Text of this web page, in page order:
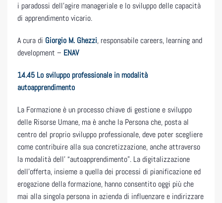
i paradossi dell’agire manageriale e lo sviluppo delle capacità
di apprendimento vicario.
A cura di Giorgio M. Ghezzi, responsabile careers, learning and
development – ENAV
14.45 Lo sviluppo professionale in modalità
autoapprendimento
La Formazione è un processo chiave di gestione e sviluppo
delle Risorse Umane, ma è anche la Persona che, posta al
centro del proprio sviluppo professionale, deve poter scegliere
come contribuire alla sua concretizzazione, anche attraverso
la modalità dell’ “autoapprendimento”. La digitalizzazione
dell’offerta, insieme a quella dei processi di pianificazione ed
erogazione della formazione, hanno consentito oggi più che
mai alla singola persona in azienda di influenzare e indirizzare